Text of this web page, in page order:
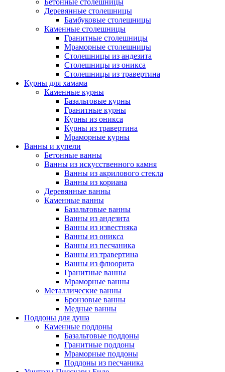
Бетонные столешницы
Деревянные столешницы
Бамбуковые столешницы
Каменные столешницы
Гранитные столешницы
Мраморные столешницы
Столешницы из андезита
Столешницы из оникса
Столешницы из травертина
Курны для хамама
Каменные курны
Базальтовые курны
Гранитные курны
Курны из оникса
Курны из травертина
Мраморные курны
Ванны и купели
Бетонные ванны
Ванны из искусственного камня
Ванны из акрилового стекла
Ванны из кориана
Деревянные ванны
Каменные ванны
Базальтовые ванны
Ванны из андезита
Ванны из известняка
Ванны из оникса
Ванны из песчаника
Ванны из травертина
Ванны из флюорита
Гранитные ванны
Мраморные ванны
Металлические ванны
Бронзовые ванны
Медные ванны
Поддоны для душа
Каменные поддоны
Базальтовые поддоны
Гранитные поддоны
Мраморные поддоны
Поддоны из песчаника